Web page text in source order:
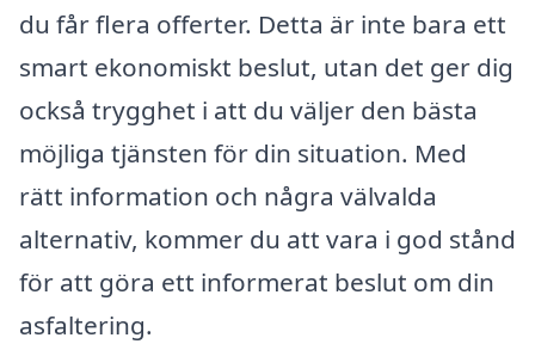
du får flera offerter. Detta är inte bara ett
smart ekonomiskt beslut, utan det ger dig
också trygghet i att du väljer den bästa
möjliga tjänsten för din situation. Med
rätt information och några välvalda
alternativ, kommer du att vara i god stånd
för att göra ett informerat beslut om din
asfaltering.